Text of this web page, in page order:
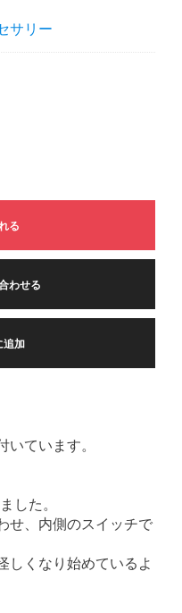
サリー
る
わせる
追加
いています。
した。
せ、内側のスイッチで
しくなり始めているよ